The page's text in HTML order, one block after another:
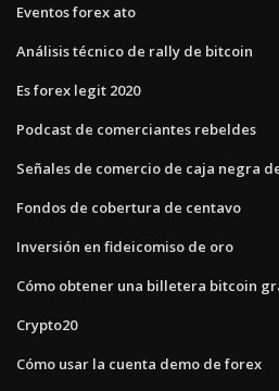
Eventos forex ato
Análisis técnico de rally de bitcoin
Es forex legit 2020
Podcast de comerciantes rebeldes
Señales de comercio de caja negra
Fondos de cobertura de centavo
Inversión en fideicomiso de oro
Cómo obtener una billetera bitcoin
Crypto20
Cómo usar la cuenta demo de forex